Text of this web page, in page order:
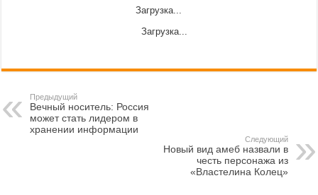
Загрузка...
Загрузка...
Предыдущий
Вечный носитель: Россия
может стать лидером в
хранении информации
Следующий
Новый вид амеб назвали в
честь персонажа из
«Властелина Колец»